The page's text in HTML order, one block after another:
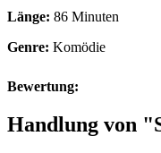
Länge: 86 Minuten
Genre: Komödie
Bewertung:
Handlung von